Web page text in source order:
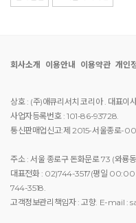
회사소개 이용안내 이용약관 개인
상호 : (주)애큐리서치 코리아 . 대표이
사업자등록번호 : 101-86-93728.
통신판매업신고:제 2015-서울종로-
주소 : 서울 종로구 돈화문로 73 (와룡
대표전화 : 02)744-3517(평일
744-3518.
고객정보관리책임자 : 고향. E-mail :